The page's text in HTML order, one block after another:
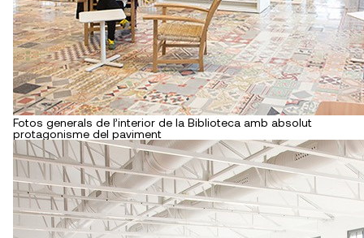
Fotos generals de l’interior de la Biblioteca amb absolut
protagonisme del paviment